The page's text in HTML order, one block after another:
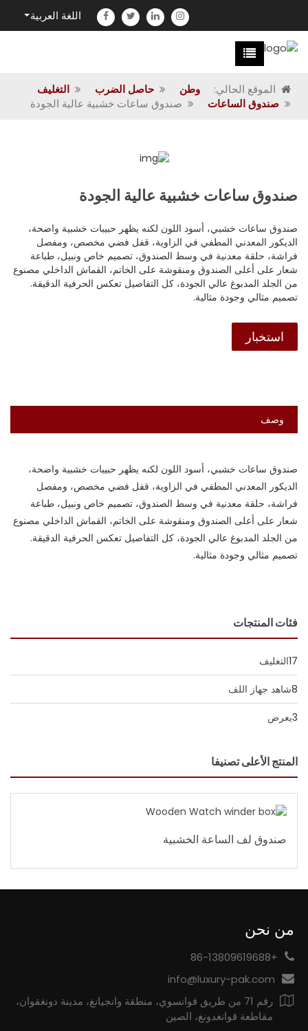
اللغة العربية
الموقع الحالي: وطن حاصل الضرب
التغليف
صندوق الساعات
صندوق ساعات خشبية عالية الجودة
صندوق ساعات خشبية عالية الجودة
صندوق ساعات خشبي، أسود اللون لكنه يظهر حبيبات خشبية واضحة،
الديكور المعدني المطفي في الزاوية، قفل فضي مخصص، ومفصل
فراشة، حلقة معدنية في وسط الصندوق، تصميم خاص ونبيل، طباعة
شعار على أعلى الصندوق ومنقوشة على الخاتم، القماش الداخلي مصنوع
من الجلد المدبوغ عالي الجودة، كل التفاصيل تعكس الحرفية الدقيقة.
تصميم مثالي وجودة مثالية.
استخبار
وصف
صندوق ساعات خشبي، أسود اللون لكنه يظهر حبيبات خشبية واضحة،
الديكور المعدني المطفي في الزاوية، قفل فضي مخصص، ومفصل
فراشة، حلقة معدنية في وسط الصندوق، تصميم خاص ونبيل، طباعة
شعار على أعلى الصندوق ومنقوشة على الخاتم، القماش الداخلي مصنوع
من الجلد المدبوغ عالي الجودة، كل التفاصيل تعكس الحرفية الدقيقة.
تصميم مثالي وجودة مثالية.
فئات المنتجات
التغليف17
شاهد جهاز اللف8
يعرض3
المنتج الأعلى تصنيفا
صندوق لف الساعة الخشبية
من نحن
+86-13809619688
info@luxury-pak.com
رقم 71 من طريق قوانسوي، منطقة وانجيانغ، مدينة دونغقوان،
مقاطعة قوانغدونغ، الصين